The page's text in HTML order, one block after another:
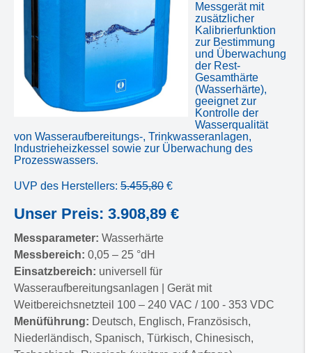
Messgerät mit
zusätzlicher
Kalibrierfunktion
zur Bestimmung
und Überwachung
der Rest-
Gesamthärte
(Wasserhärte),
geeignet zur
Kontrolle der
Wasserqualität
von Wasseraufbereitungs-, Trinkwasseranlagen,
Industrieheizkessel sowie zur Überwachung des
Prozesswassers.
UVP des Herstellers: 5.455,80 €
Unser Preis: 3.908,89 €
Messparameter: Wasserhärte
Messbereich: 0,05 – 25 °dH
Einsatzbereich: universell für
Wasseraufbereitungsanlagen | Gerät mit
Weitbereichsnetzteil 100 – 240 VAC / 100 - 353 VDC
Menüführung: Deutsch, Englisch, Französisch,
Niederländisch, Spanisch, Türkisch, Chinesisch,